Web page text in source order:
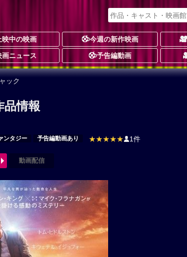
映中の映画 今週の新作映画
画ニュース 予告編動画
ック
品情報
ンタジー 予告編動画あり ★★★★★ 1件
動画配信